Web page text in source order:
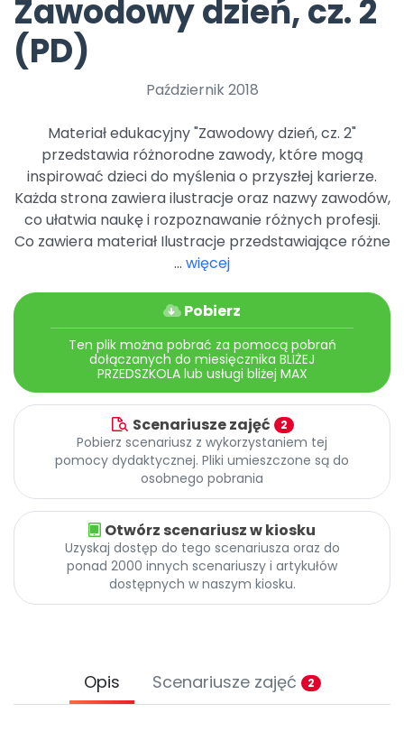
Pomoc
Promocje
Zawodowy dzień, cz. 2
(PD)
Październik 2018
Materiał edukacyjny "Zawodowy dzień, cz. 2"
przedstawia różnorodne zawody, które mogą
inspirować dzieci do myślenia o przyszłej karierze.
Każda strona zawiera ilustracje oraz nazwy zawodów,
co ułatwia naukę i rozpoznawanie różnych profesji.
Co zawiera materiał Ilustracje przedstawiające różne
... więcej
Pobierz
Ten plik można pobrać za pomocą pobrań
dołączanych do miesięcznika BLIŻEJ
PRZEDSZKOLA lub usługi bliżej MAX
Scenariusze zajęć 2
Pobierz scenariusz z wykorzystaniem tej
pomocy dydaktycznej. Pliki umieszczone są do
osobnego pobrania
Otwórz scenariusz w kiosku
Uzyskaj dostęp do tego scenariusza oraz do
ponad 2000 innych scenariuszy i artykułów
dostępnych w naszym kiosku.
Opis Scenariusze zajęć 2